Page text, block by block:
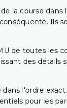
la course dans
Ils
de toutes les
des détails
l'ordre
pour les